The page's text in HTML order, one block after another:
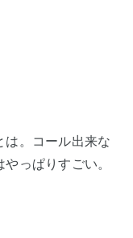
。コール出来な
っぱりすごい。